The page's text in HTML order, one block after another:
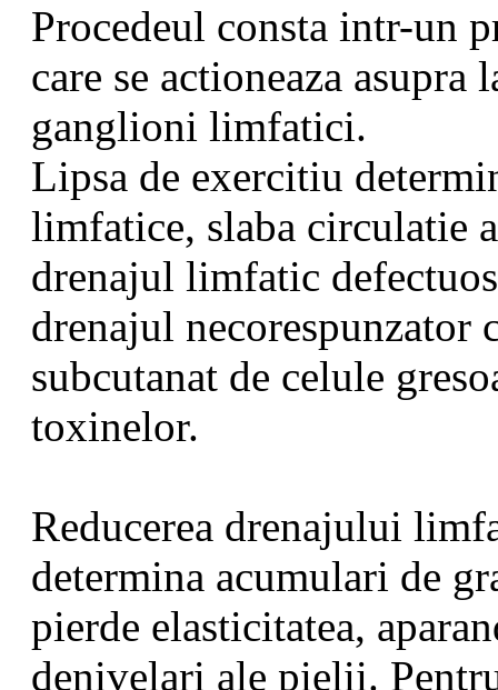
Procedeul consta intr-un
care se actioneaza asupra
ganglioni limfatici.
Lipsa de exercitiu
limfatice, slaba circulatie
drenajul limfatic
drenajul necorespunzator
subcutanat de celule
toxinelor.
Reducerea drenajului
determina acumulari de
pierde elasticitatea,
denivelari ale pielii.